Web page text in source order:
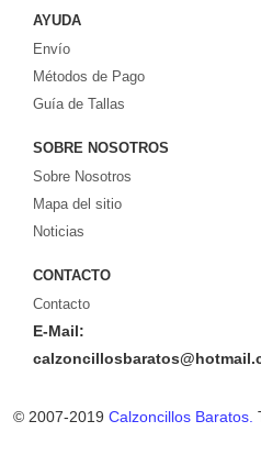
AYUDA
Envío
Métodos de Pago
Guía de Tallas
SOBRE NOSOTROS
Sobre Nosotros
Mapa del sitio
Noticias
CONTACTO
Contacto
E-Mail:
© 2007-2019 Calzoncillos Baratos.